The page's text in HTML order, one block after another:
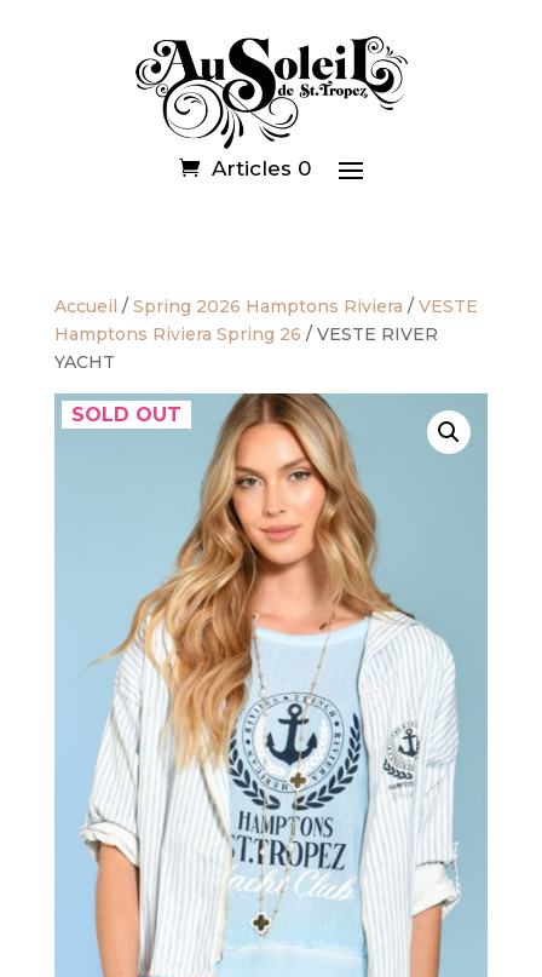
Articles 0
Accueil / Spring 2026 Hamptons Riviera / VESTE
Hamptons Riviera Spring 26 / VESTE RIVER
YACHT
SOLD OUT